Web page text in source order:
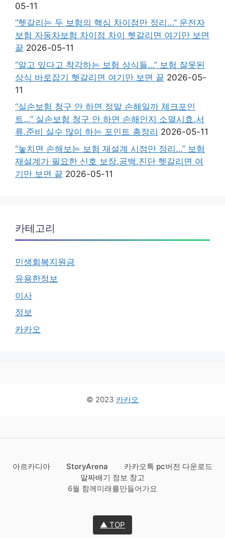
05-11
“헷갈리는 두 보험의 핵심 차이점만 정리…” 운전자
보험 자동차보험 차이점 차이 헷갈리면 여기만 보면
끝 2026-05-11
“알고 있다고 착각하는 보험 상식들…” 보험 잘못된
상식 바로잡기 헷갈리면 여기만 보면 끝 2026-05-
11
“실손보험 청구 안 하면 정말 손해일까 체크포인
트…” 실손보험 청구 안 하면 손해인지 소멸시효.서
류.준비 실수 많이 하는 포인트 총정리 2026-05-11
“놓치면 손해보는 보험 재설계 시점만 정리…” 보험
재설계가 필요한 신호 보장.공백.진단 헷갈리면 여
기만 보면 끝 2026-05-11
카테고리
민생회복지원금
유용한정보
이사
정보
카카오
© 2023 카카오
아르카디아 StoryArena
카카오톡 pc버전 다운로드
알짜배기 정보 창고
6월 함께미래를만들어가요
▲ TOP